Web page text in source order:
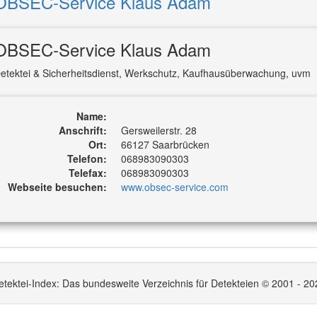
Service Klaus Adam
& Sicherheitsdienst, Werkschutz, Kaufhausüberwachung, uvm
Name:
Anschrift:
Gersweilerstr. 28
Ort:
66127 Saarbrücken
Telefon:
068983090303
Telefax:
068983090303
Webseite besuchen:
www.obsec-service.com
Index: Das bundesweite Verzeichnis für Detekteien © 2001 -